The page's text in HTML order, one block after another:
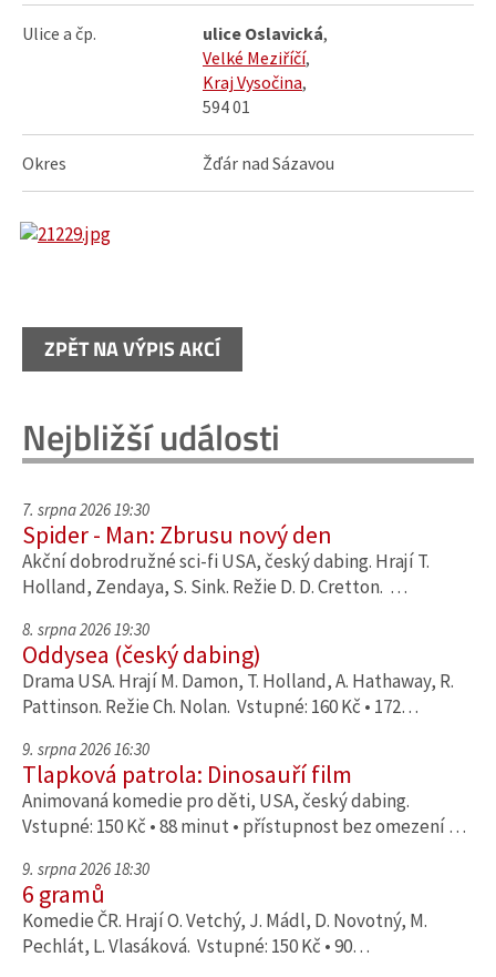
Ulice a čp. ulice Oslavická,
Velké Meziříčí,
Kraj Vysočina,
594 01
Okres Žďár nad Sázavou
ZPĚT NA VÝPIS AKCÍ
Nejbližší události
7. srpna 2026 19:30
Spider - Man: Zbrusu nový den
Akční dobrodružné sci-fi USA, český dabing. Hrají T.
Holland, Zendaya, S. Sink. Režie D. D. Cretton. …
8. srpna 2026 19:30
Oddysea (český dabing)
Drama USA. Hrají M. Damon, T. Holland, A. Hathaway, R.
Pattinson. Režie Ch. Nolan. Vstupné: 160 Kč • 172…
9. srpna 2026 16:30
Tlapková patrola: Dinosauří film
Animovaná komedie pro děti, USA, český dabing.
Vstupné: 150 Kč • 88 minut • přístupnost bez omezení …
9. srpna 2026 18:30
6 gramů
Komedie ČR. Hrají O. Vetchý, J. Mádl, D. Novotný, M.
Pechlát, L. Vlasáková. Vstupné: 150 Kč • 90…